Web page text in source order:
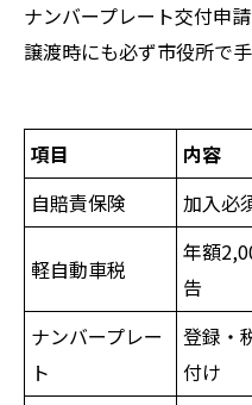
ナンバープレート交付申
譲渡時にも必ず市役所で
項目
内容
自賠責保険
加入必
軽自動車税
年額
告
ナンバープレー
ト
登録・
付け